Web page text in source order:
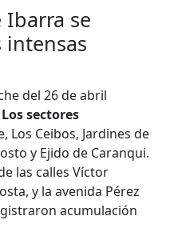
Ibarra se
del 26 de abril
Los sectores
Los Ceibos, Jardines de
y Ejido de Caranqui.
las calles Víctor
y la avenida Pérez
acumulación